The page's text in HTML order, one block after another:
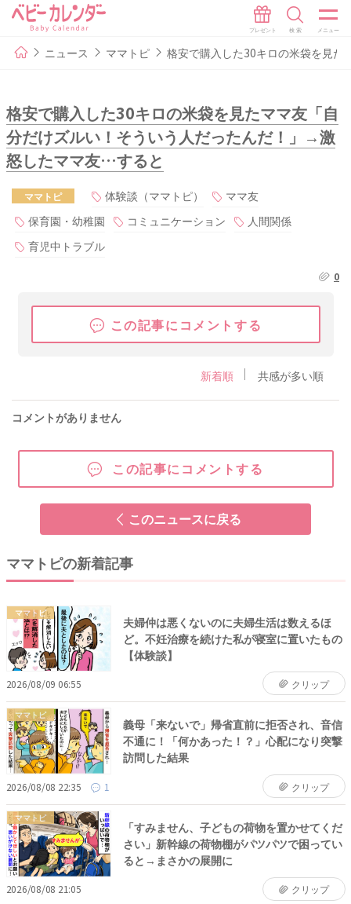
ニュース ママトピ 格安で購入した30キロの米袋を見
格安で購入した30キロの米袋を見たママ友「自
分だけズルい！そういう人だったんだ！」→激
怒したママ友…すると
ママトピ 体験談（ママトピ）
ママ友
保育園・幼稚園
コミュニケーション
人間関係
育児中トラブル
0
この記事にコメントする
新着順 共感が多い順
コメントがありません
この記事にコメントする
このニュースに戻る
ママトピの新着記事
ママトピ
夫婦仲は悪くないのに夫婦生活は数えるほ
ど。不妊治療を続けた私が寝室に置いたもの
【体験談】
2026/08/09 06:55 クリップ
ママトピ
義母「来ないで」帰省直前に拒否され、音信
不通に！「何かあった！？」心配になり突撃
訪問した結果
2026/08/08 22:35 1 クリップ
ママトピ
「すみません、子どもの荷物を置かせてくだ
さい」新幹線の荷物棚がパツパツで困ってい
ると→まさかの展開に
2026/08/08 21:05 クリップ